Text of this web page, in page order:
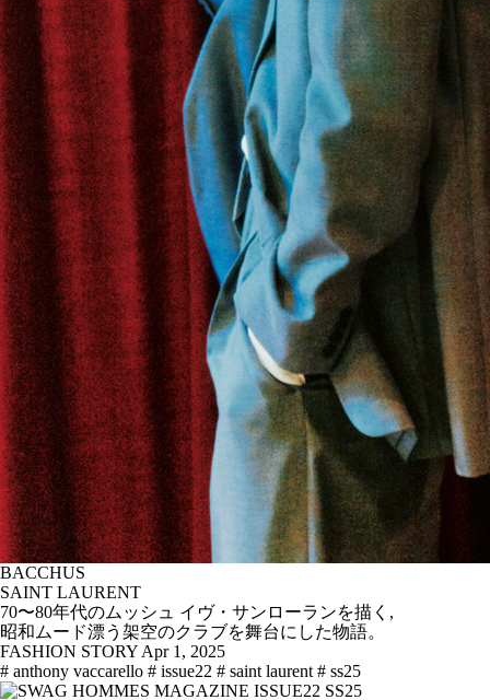
BACCHUS
SAINT LAURENT
70〜80年代のムッシュ イヴ・サンローランを描く,
昭和ムード漂う架空のクラブを舞台にした物語。
FASHION STORY Apr 1, 2025
# anthony vaccarello # issue22 # saint laurent # ss25